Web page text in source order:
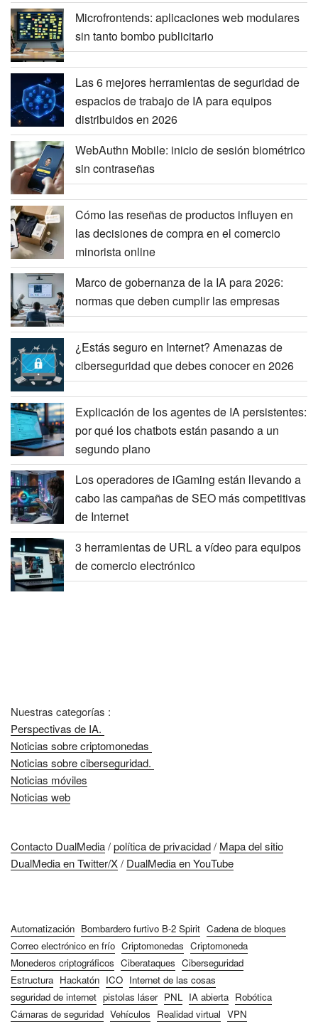
Microfrontends: aplicaciones web modulares
sin tanto bombo publicitario
Las 6 mejores herramientas de seguridad de
espacios de trabajo de IA para equipos
distribuidos en 2026
WebAuthn Mobile: inicio de sesión biométrico
sin contraseñas
Cómo las reseñas de productos influyen en
las decisiones de compra en el comercio
minorista online
Marco de gobernanza de la IA para 2026:
normas que deben cumplir las empresas
¿Estás seguro en Internet? Amenazas de
ciberseguridad que debes conocer en 2026
Explicación de los agentes de IA persistentes:
por qué los chatbots están pasando a un
segundo plano
Los operadores de iGaming están llevando a
cabo las campañas de SEO más competitivas
de Internet
3 herramientas de URL a vídeo para equipos
de comercio electrónico
Nuestras categorías :
Perspectivas de IA.
Noticias sobre criptomonedas
Noticias sobre ciberseguridad.
Noticias móviles
Noticias web
Contacto DualMedia/política de privacidad/ Mapa del sitio
DualMedia en Twitter/X/ DualMedia en YouTube
Automatización Bombardero furtivo B-2 Spirit Cadena de bloques
Correo electrónico en frío Criptomonedas Criptomoneda
Monederos criptográficos Ciberataques Ciberseguridad
Estructura Hackatón ICO Internet de las cosas
seguridad de internet pistolas láser PNL IA abierta Robótica
Cámaras de seguridad Vehículos Realidad virtual VPN